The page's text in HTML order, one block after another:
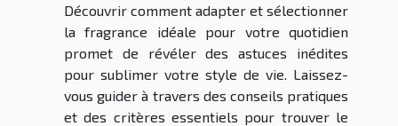
Découvrir comment adapter et sélectionner
la fragrance idéale pour votre quotidien
promet de révéler des astuces inédites
pour sublimer votre style de vie. Laissez-
vous guider à travers des conseils pratiques
et des critères essentiels pour trouver le